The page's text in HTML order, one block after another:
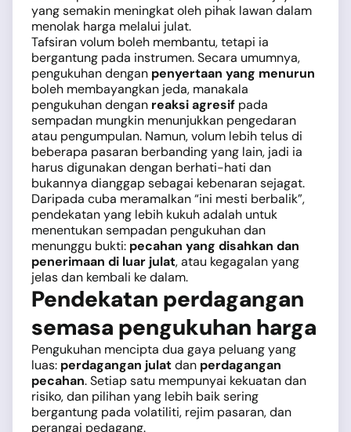
yang semakin meningkat oleh pihak lawan dalam
menolak harga melalui julat.
Tafsiran volum boleh membantu, tetapi ia
bergantung pada instrumen. Secara umumnya,
pengukuhan dengan penyertaan yang menurun
boleh membayangkan jeda, manakala
pengukuhan dengan reaksi agresif pada
sempadan mungkin menunjukkan pengedaran
atau pengumpulan. Namun, volum lebih telus di
beberapa pasaran berbanding yang lain, jadi ia
harus digunakan dengan berhati-hati dan
bukannya dianggap sebagai kebenaran sejagat.
Daripada cuba meramalkan “ini mesti berbalik”,
pendekatan yang lebih kukuh adalah untuk
menentukan sempadan pengukuhan dan
menunggu bukti: pecahan yang disahkan dan
penerimaan di luar julat, atau kegagalan yang
jelas dan kembali ke dalam.
Pendekatan perdagangan
semasa pengukuhan harga
Pengukuhan mencipta dua gaya peluang yang
luas: perdagangan julatdan perdagangan
pecahan. Setiap satu mempunyai kekuatan dan
risiko, dan pilihan yang lebih baik sering
bergantung pada volatiliti, rejim pasaran, dan
perangai pedagang.